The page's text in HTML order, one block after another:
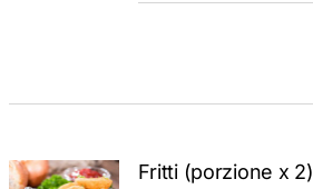
ADD TO
Fritti (porzione x 2)